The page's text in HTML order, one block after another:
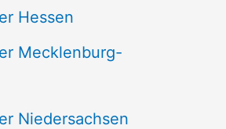
Hessen
Mecklenburg-
Niedersachsen